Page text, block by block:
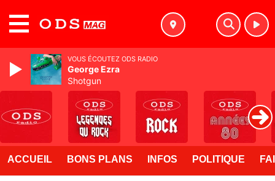
ACCUEIL BONS PLANS INFOS POLITIQUE
VOUS ÉCOUTEZ ODS RADIO
George Ezra
Shotgun